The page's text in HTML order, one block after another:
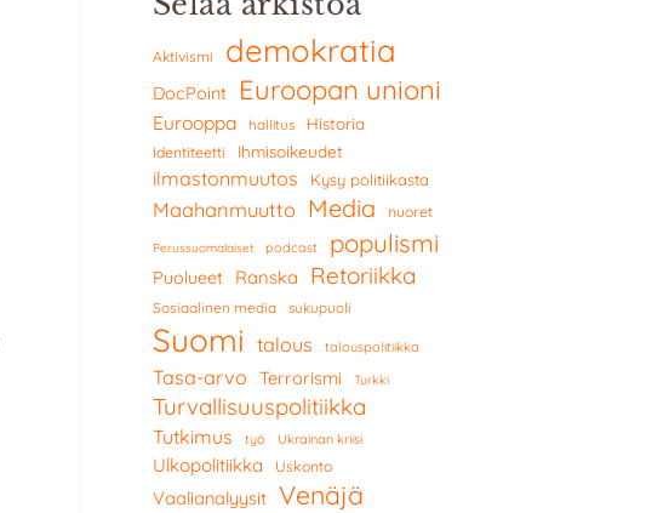
Aktivismi demokratia
DocPoint Euroopan unioni
Eurooppa hallitus Historia
Identiteetti Ihmisoikeudet
ilmastonmuutos Kysy politiikasta
Maahanmuutto Media nuoret
Perussuomalaiset podcast populismi
Puolueet Ranska Retoriikka
Sosiaalinen media sukupuoli
Suomi talous talouspolitiikka
Tasa-arvo Terrorismi Turkki
Turvallisuuspolitiikka
Tutkimus työ Ukrainan kriisi
Ulkopolitiikka Uskonto
Vaalianalyysit Venäjä